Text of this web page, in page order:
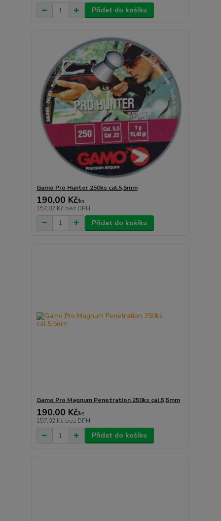
Přidat do košíku
Gamo Pro Hunter 250ks cal.5,5mm
190,00 Kč/ks
157,02 Kč bez DPH
Přidat do košíku
Gamo Pro Magnum Penetration 250ks cal.5,5mm
190,00 Kč/ks
157,02 Kč bez DPH
Přidat do košíku